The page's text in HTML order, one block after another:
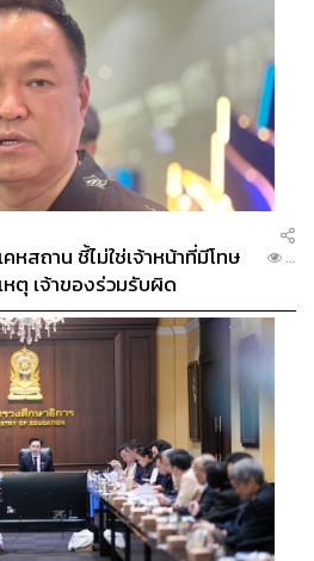
สถาน ชี้ไม่ใช่เจ้าหน้าที่มีโทษ
ตุ เจ้าของร่วมรับผิด
...